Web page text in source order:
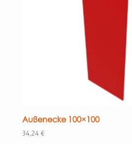
Außenecke 100×100
34,24 €